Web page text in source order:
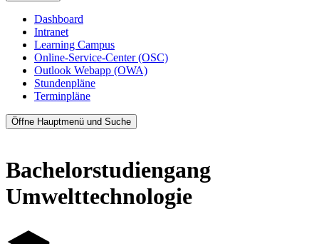
Dashboard
Intranet
Learning Campus
Online-Service-Center (OSC)
Outlook Webapp (OWA)
Stundenpläne
Terminpläne
Öffne Hauptmenü und Suche
Bachelorstudiengang
Umwelttechnologie